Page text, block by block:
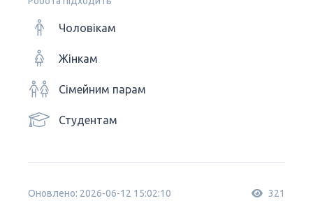
Чоловікам
Жінкам
Сімейним парам
Студентам
Оновлено: 2026-06-12 15:02:10 321